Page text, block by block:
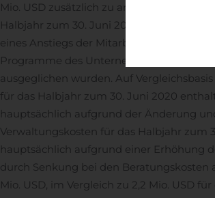
Mio. USD zusätzlich zu anderen
Halbjahr zum 30. Juni 2020 stiegen im
eines Anstiegs der Mitarbeiterzahl und
Programme des Unternehmens,
ausgeglichen wurden. Auf
für das Halbjahr zum 30. Juni 2020
hauptsächlich aufgrund der Änderung
Verwaltungskosten für das Halbjahr zum
hauptsächlich aufgrund einer Erhöhung
durch Senkung bei den Beratungskosten
Mio. USD, im Vergleich zu 2,2 Mio. USD